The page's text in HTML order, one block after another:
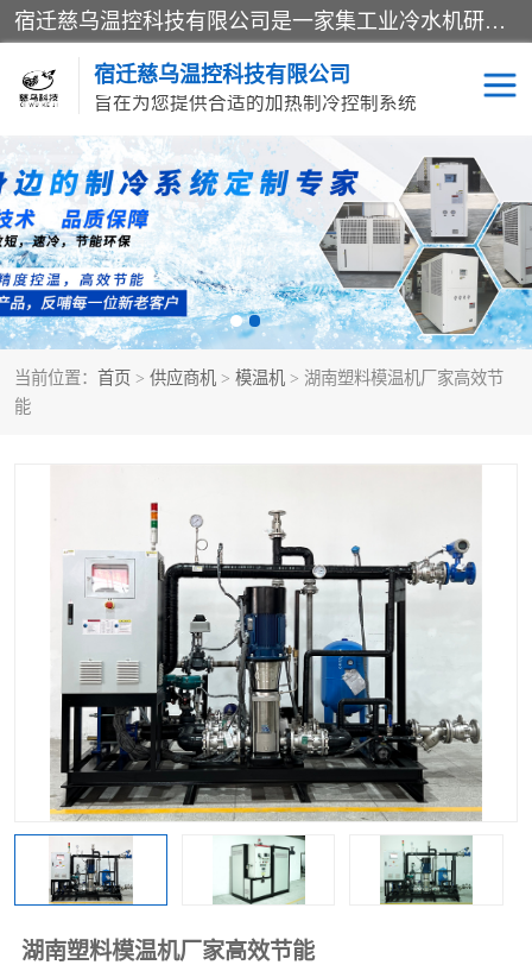
宿迁慈乌温控科技有限公司是一家集工业冷水机研发、制造、营销、服务于一体的技术生产型企业，经营范围包括：冷水机、螺杆式冷水机组、工业冷水机、水冷式冷水机、风冷式冷水机组、风冷螺杆式冷冻机组、冷冻机、注塑专用冷水机、混泥土专用冷水机、低温防爆冷水机组等。专业温控设备供应商 模温机/冷水机/导热油炉定制服务等
宿迁慈乌温控科技有限公司
旨在为您提供合适的加热制冷控制系统
当前位置： 首页 > 供应商机 > 模温机 > 湖南塑料模温机厂家高效节
能
湖南塑料模温机厂家高效节能
冷水机 模温机
导热油加热器